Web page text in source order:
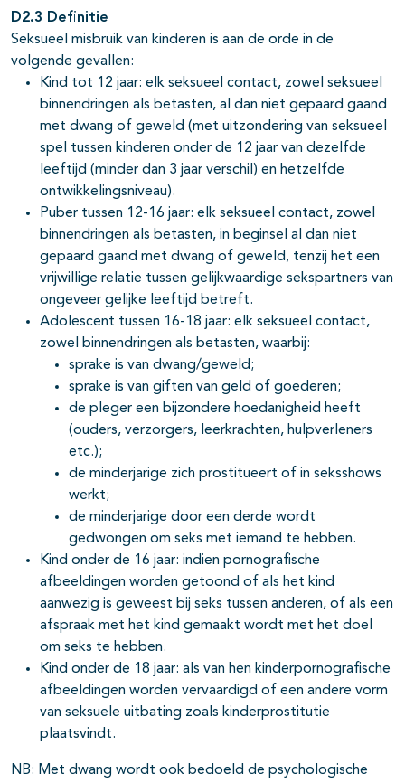
D2.3 Definitie
Seksueel misbruik van kinderen is aan de orde in de
volgende gevallen:
Kind tot 12 jaar: elk seksueel contact, zowel seksueel
binnendringen als betasten, al dan niet gepaard gaand
met dwang of geweld (met uitzondering van seksueel
spel tussen kinderen onder de 12 jaar van dezelfde
leeftijd (minder dan 3 jaar verschil) en hetzelfde
ontwikkelingsniveau).
Puber tussen 12-16 jaar: elk seksueel contact, zowel
binnendringen als betasten, in beginsel al dan niet
gepaard gaand met dwang of geweld, tenzij het een
vrijwillige relatie tussen gelijkwaardige sekspartners van
ongeveer gelijke leeftijd betreft.
Adolescent tussen 16-18 jaar: elk seksueel contact,
zowel binnendringen als betasten, waarbij:
sprake is van dwang/geweld;
sprake is van giften van geld of goederen;
de pleger een bijzondere hoedanigheid heeft
(ouders, verzorgers, leerkrachten, hulpverleners
etc.);
de minderjarige zich prostitueert of in seksshows
werkt;
de minderjarige door een derde wordt
gedwongen om seks met iemand te hebben.
Kind onder de 16 jaar: indien pornografische
afbeeldingen worden getoond of als het kind
aanwezig is geweest bij seks tussen anderen, of als een
afspraak met het kind gemaakt wordt met het doel
om seks te hebben.
Kind onder de 18 jaar: als van hen kinderpornografische
afbeeldingen worden vervaardigd of een andere vorm
van seksuele uitbating zoals kinderprostitutie
plaatsvindt.
NB: Met dwang wordt ook bedoeld de psychologische